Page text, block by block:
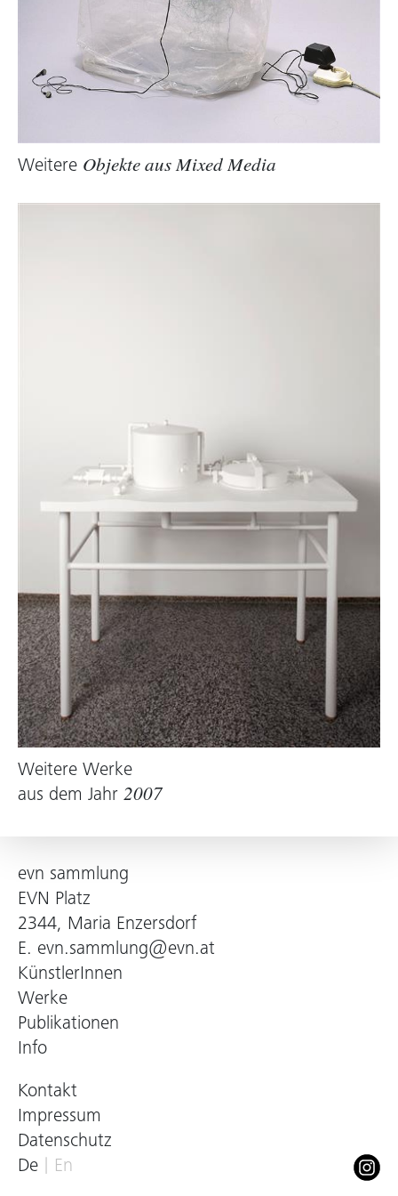
Der Werkstoff vonRites à intervalles réguliers
verticaux(2007) ist alltäglich und banal. Ein
Readymade aus einem Metallständer, wie er in
Verkaufsdisplays Verwendung findet, und
auch die Position der Bögen auf dem Ständer
können variieren, wie auch das Metallgestell
selbst senkrecht oder waagrecht präsentiert
Analyse und Erzählung. Er arbeitet an dem
Balanceakt zwischen historischen
Reminiszenzen und aktuellemstate of the
. Wenn er etwa über seine subtil
ausbalancierten „Structures“ nasse
Kleidungsstücke hängt, mutiert eine minimale
die kreative Wahrnehmung – des Produzenten
wie der Rezipienten – und damit zu einer „der
besten Hinterlassenschaften moderner Utopien
in der Kunst“1.
Brigitte Huck, 2011
1) Annelie Pohlen, „Guillaume Leblon“, in:
Weitere Objekte aus Mixed Media
Weitere Werke
aus dem Jahr 2007
evn sammlung
EVN Platz
2344, Maria Enzersdorf
E. evn.sammlung@evn.at
KünstlerInnen
Werke
Publikationen
Info
Kontakt
Impressum
Datenschutz
De
En